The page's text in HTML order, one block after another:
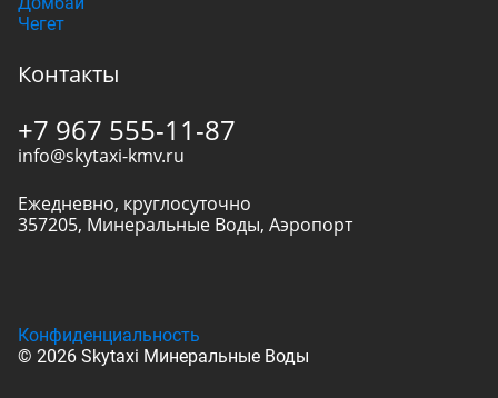
Чегет
Контакты
+7 967 555-11-87
info@skytaxi-kmv.ru
Ежедневно, круглосуточно
357205, Минеральные Воды, Аэропорт
© 2026 Skytaxi Минеральные Воды
Конфиденциальность